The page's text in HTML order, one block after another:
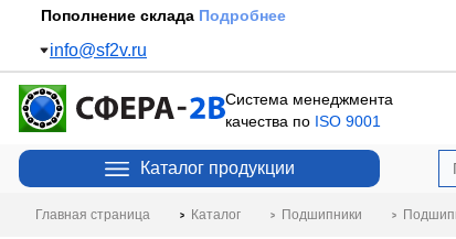
Пополнение склада Подробнее
info@sf2v.ru
Система менеджмента
качества по ISO 9001
Каталог продукции
Главная страница Каталог Подшипники